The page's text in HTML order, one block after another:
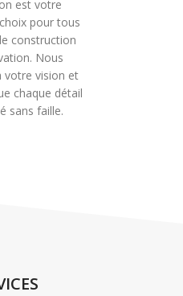
est votre
pour tous
construction
Nous
votre vision et
chaque détail
sans faille.